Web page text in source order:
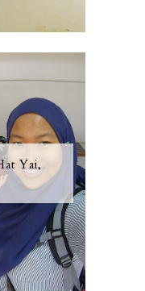
Yai,